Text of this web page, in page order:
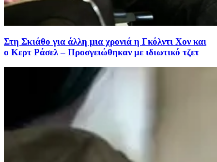
Στη Σκιάθο για άλλη μια χρονιά η Γκόλντι Χον και
ο Κερτ Ράσελ – Προσγειώθηκαν με ιδιωτικό τζετ